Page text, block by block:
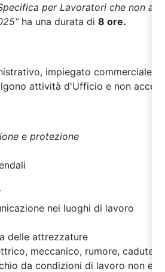
per Lavoratori che non
” ha una durata di 8 ore.
impiegato commerciale,
attività d'Ufficio e non
e protezione
nei luoghi di lavoro
delle attrezzature
meccanico, rumore, cadute
da condizioni di lavoro non